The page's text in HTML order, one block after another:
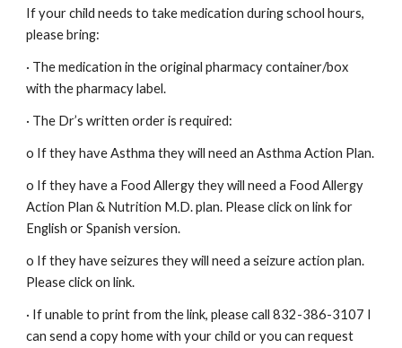
If your child needs to take medication during school hours,
please bring:
· The medication in the original pharmacy container/box
with the pharmacy label.
· The Dr’s written order is required:
o If they have Asthma they will need an Asthma Action Plan.
o If they have a Food Allergy they will need a Food Allergy
Action Plan & Nutrition M.D. plan. Please click on link for
English or Spanish version.
o If they have seizures they will need a seizure action plan.
Please click on link.
· If unable to print from the link, please call 832-386-3107 I
can send a copy home with your child or you can request